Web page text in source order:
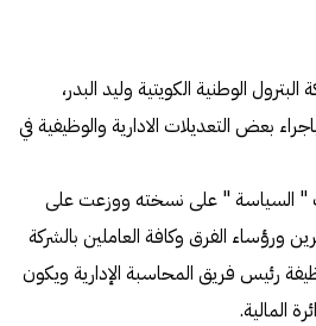
الوطنية الكويتية وليد البدر،
بعض التعديلات الادارية والوظيفية في
" السياسة " على نسخته ووزعت على
ورؤساء الفرق وكافة العاملين بالشركة
رئيس فريق المحاسبة الإدارية ويكون
المالية.